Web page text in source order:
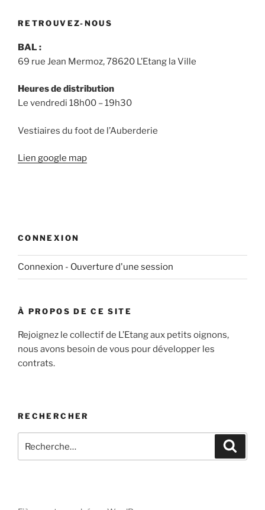
RETROUVEZ-NOUS
BAL :
69 rue Jean Mermoz, 78620 L’Etang la Ville
Heures de distribution
Le vendredi 18h00 – 19h30
Vestiaires du foot de l’Auberderie
Lien google map
CONNEXION
Connexion - Ouverture d'une session
À PROPOS DE CE SITE
Rejoignez le collectif de L’Etang aux petits oignons,
nous avons besoin de vous pour développer les
contrats.
RECHERCHER
pour